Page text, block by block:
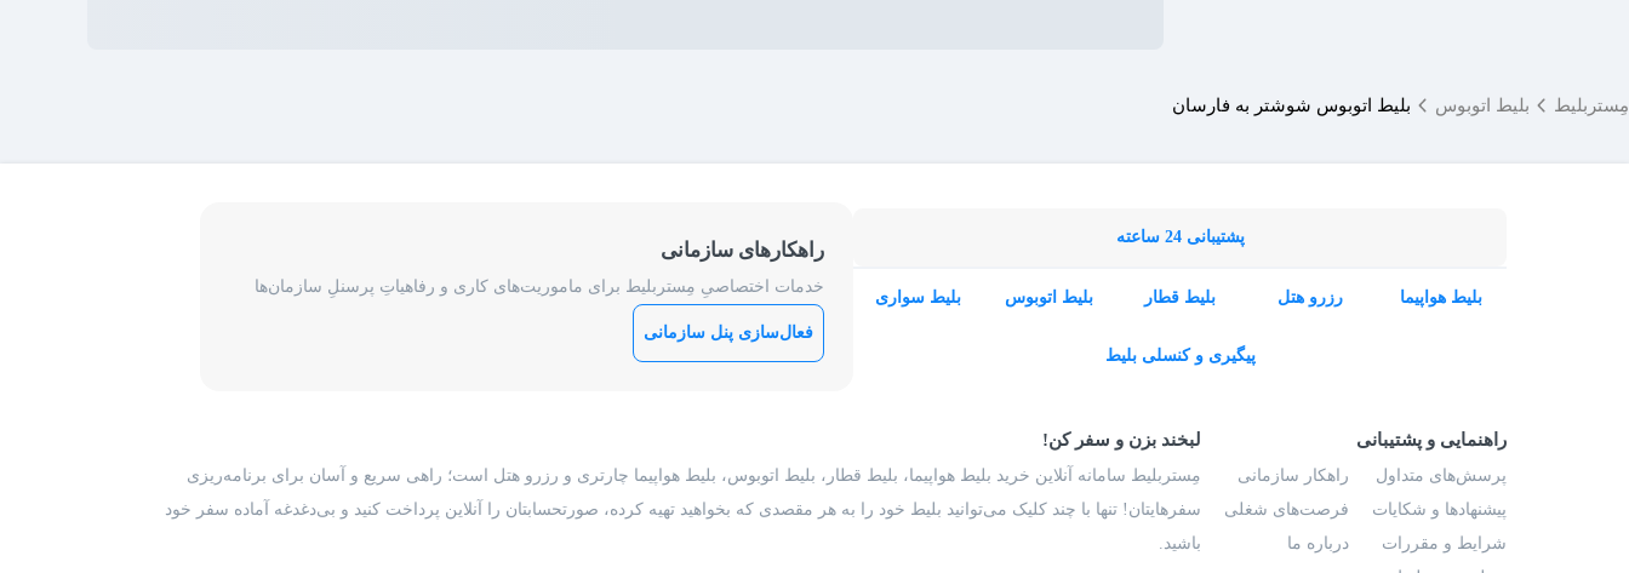
مِستربلیط بلیط اتوبوس بلیط اتوبوس شوشتر به فارسان
پشتیبانی 24 ساعته
بلیط هواپیما رزرو هتل بلیط قطار بلیط اتوبوس بلیط سواری
پیگیری و کنسلی بلیط
راهکارهای سازمانی
خدمات اختصاصیِ مِستربلیط برای ماموریت‌های کاری و رفاهیاتِ پرسنلِ سازمان‌ها
فعال‌سازی پنل سازمانی
راهنمایی و پشتیبانی
پرسش‌های متداول
پیشنهادها و شکایات
شرایط و مقررات
راهکار سازمانی
فرصت‌های شغلی
درباره ما
لبخند بزن و سفر کن!
مِستربلیط سامانه آنلاین خرید بلیط هواپیما، بلیط قطار، بلیط اتوبوس، بلیط هواپیما چارتری و رزرو هتل است؛ راهی سریع و آسان برای برنامه‌ریزی
سفرهایتان! تنها با چند کلیک می‌توانید بلیط خود را به هر مقصدی که بخواهید تهیه کرده، صورتحسابتان را آنلاین پرداخت کنید و بی‌دغدغه آماده سفر خود
باشید.